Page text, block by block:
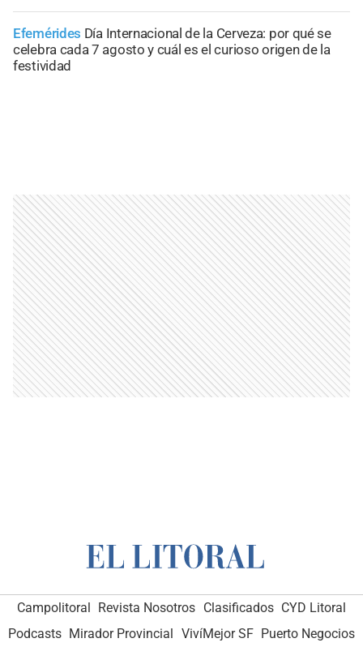
Efemérides Día Internacional de la Cerveza: por qué se
celebra cada 7 agosto y cuál es el curioso origen de la
festividad
Campolitoral Revista Nosotros Clasificados CYD Litoral
Podcasts Mirador Provincial VivíMejor SF Puerto Negocios